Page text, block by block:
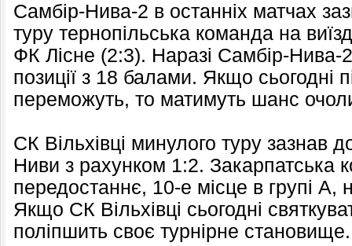
Самбір-Нива-2 в останніх матчах
туру тернопільська команда на
ФК Лісне (2:3). Наразі Самбір-Нива-
позиції з 18 балами. Якщо сьогодні
переможуть, то матимуть шанс
СК Вільхівці минулого туру зазнав
Ниви з рахунком 1:2. Закарпатська
передостаннє, 10-е місце в групі А,
Якщо СК Вільхівці сьогодні
поліпшить своє турнірне становище.